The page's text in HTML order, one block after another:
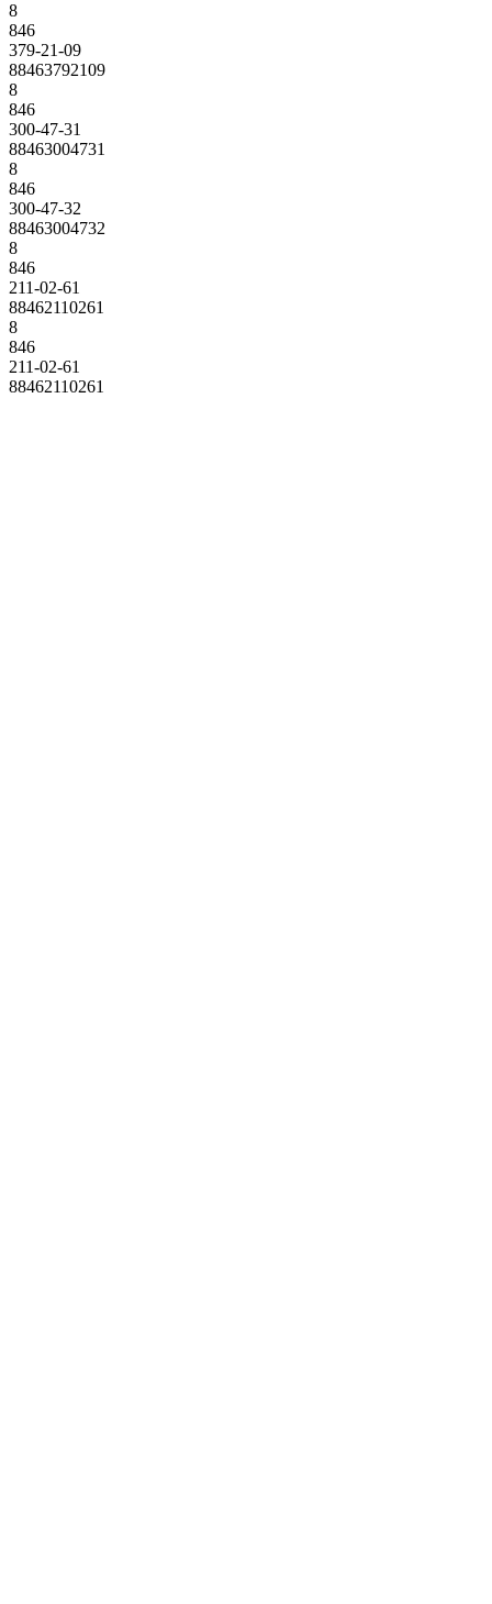
8
846
379-21-09
88463792109
8
846
300-47-31
88463004731
8
846
300-47-32
88463004732
8
846
211-02-61
88462110261
8
846
211-02-61
88462110261